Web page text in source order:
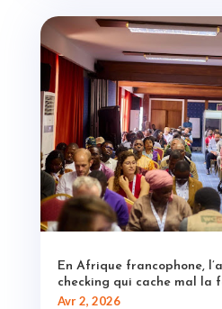
En Afrique francophone,
checking qui cache mal la
Avr 2, 2026